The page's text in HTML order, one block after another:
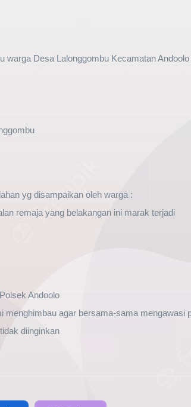
warga Desa Lalonggombu Kecamatan
yg disampaikan oleh warga :
remaja yang belakangan ini marak terjadi
Andoolo
menghimbau agar bersama-sama mengawasi
diinginkan